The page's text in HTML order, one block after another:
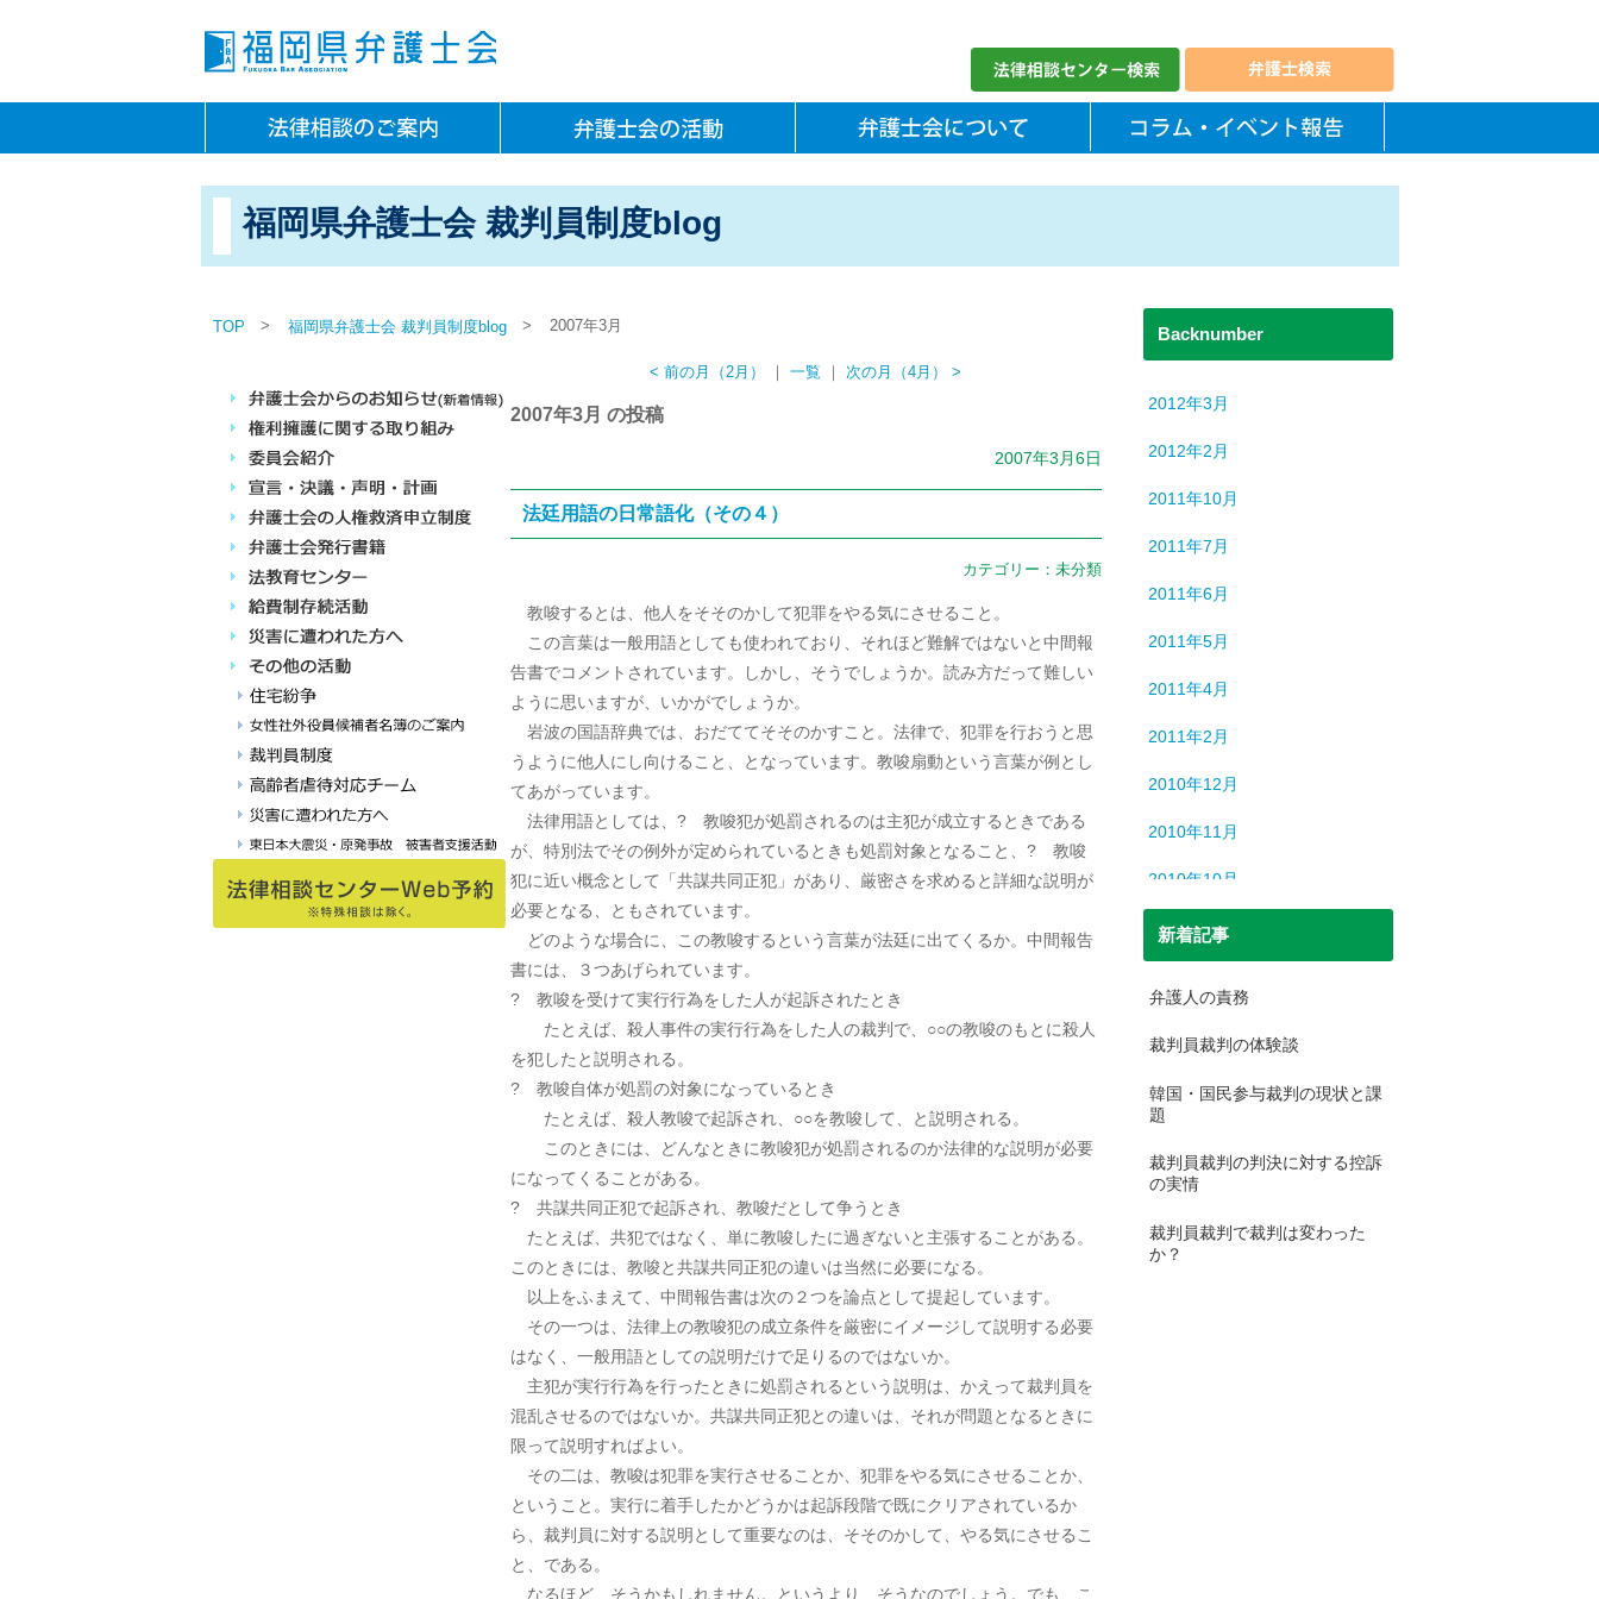
福岡県弁護士会 裁判員制度blog
TOP > 福岡県弁護士会 裁判員制度blog> 2007年3月
< 前の月（2月） 一覧 次の月（4月） >
2007年3月 の投稿
2007年3月6日
法廷用語の日常語化（その４）
カテゴリー： 未分類
教唆するとは、他人をそそのかして犯罪をやる気にさせること。
この言葉は一般用語としても使われており、それほど難解ではないと中間報
告書でコメントされています。しかし、そうでしょうか。読み方だって難しい
ように思いますが、いかがでしょうか。
岩波の国語辞典では、おだててそそのかすこと。法律で、犯罪を行おうと思
うように他人にし向けること、となっています。教唆扇動という言葉が例とし
てあがっています。
法律用語としては、? 教唆犯が処罰されるのは主犯が成立するときである
が、特別法でその例外が定められているときも処罰対象となること、? 教唆
犯に近い概念として「共謀共同正犯」があり、厳密さを求めると詳細な説明が
必要となる、ともされています。
どのような場合に、この教唆するという言葉が法廷に出てくるか。中間報告
書には、３つあげられています。
? 教唆を受けて実行行為をした人が起訴されたとき
たとえば、殺人事件の実行行為をした人の裁判で、○○の教唆のもとに殺人
を犯したと説明される。
? 教唆自体が処罰の対象になっているとき
たとえば、殺人教唆で起訴され、○○を教唆して、と説明される。
このときには、どんなときに教唆犯が処罰されるのか法律的な説明が必要
になってくることがある。
? 共謀共同正犯で起訴され、教唆だとして争うとき
たとえば、共犯ではなく、単に教唆したに過ぎないと主張することがある。
このときには、教唆と共謀共同正犯の違いは当然に必要になる。
以上をふまえて、中間報告書は次の２つを論点として提起しています。
その一つは、法律上の教唆犯の成立条件を厳密にイメージして説明する必要
はなく、一般用語としての説明だけで足りるのではないか。
主犯が実行行為を行ったときに処罰されるという説明は、かえって裁判員を
混乱させるのではないか。共謀共同正犯との違いは、それが問題となるときに
限って説明すればよい。
その二は、教唆は犯罪を実行させることか、犯罪をやる気にさせることか、
ということ。実行に着手したかどうかは起訴段階で既にクリアされているか
ら、裁判員に対する説明として重要なのは、そそのかして、やる気にさせるこ
と、である。
なるほど、そうかもしれません。というより、そうなのでしょう。でも、こ
Backnumber
2012年3月
2012年2月
2011年10月
2011年7月
2011年6月
2011年5月
2011年4月
2011年2月
2010年12月
2010年11月
2010年10月
2010年6月
2010年2月
2010年1月
2009年10月
新着記事
弁護人の責務
裁判員裁判の体験談
韓国・国民参与裁判の現状と課
題
裁判員裁判の判決に対する控訴
の実情
裁判員裁判で裁判は変わった
か？